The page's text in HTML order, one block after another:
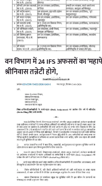
वन विभाग में 24 IFS अफसरों का
श्रीनिवास तन्नेटी होगे,